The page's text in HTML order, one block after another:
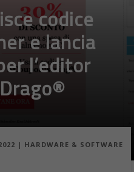
codice
e lancia
l’editor
| HARDWARE & SOFTWARE